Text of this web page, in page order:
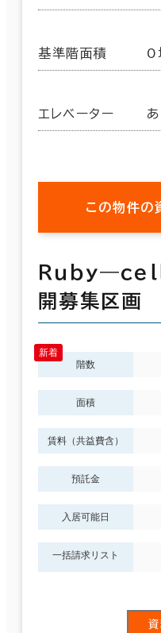
基準階面積 0
エレベーター
この物件の
Ｒｕｂｙ―ｃｅ
開募集区画
階数
面積
賃料（共益費含）
預託金
入居可能日
一括請求リスト